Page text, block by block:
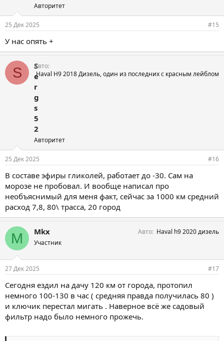
Авторитет
25 Дек 2025 #15
У нас опять +
S
S
e
r
g
s
5
2
Авторитет
Авто
Haval H9 2018 Дизель, один из последних с красным лейблом
25 Дек 2025 #16
В составе эфиры гликолей, работает до -30. Сам на
морозе не пробовал. И вообще написал про
необъяснимый для меня факт, сейчас за 1000 км средний
расход 7,8, 80\ трасса, 20 город
M Mkx
Участник
Авто Haval h9 2020 дизель
27 Дек 2025 #17
Сегодня ездил на дачу 120 км от города, протопил
немного 100-130 в час ( средняя правда получилась 80 )
и ключик перестал мигать . Наверное всё же садовый
фильтр надо было немного прожечь.